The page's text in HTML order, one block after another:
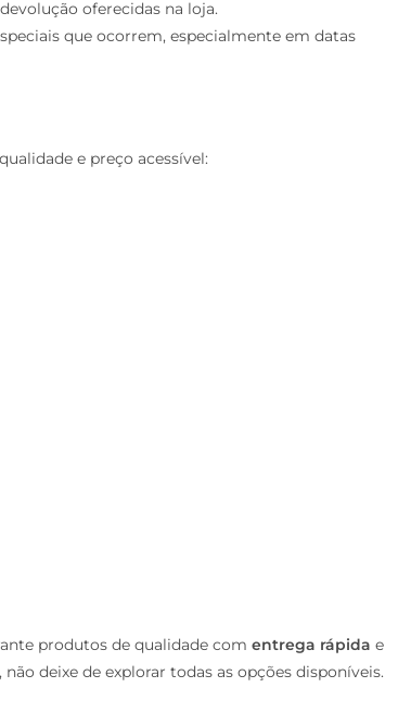
oferecidas na loja.
que ocorrem, especialmente em datas
e preço acessível:
produtos de qualidade com entrega rápida e
deixe de explorar todas as opções disponíveis.